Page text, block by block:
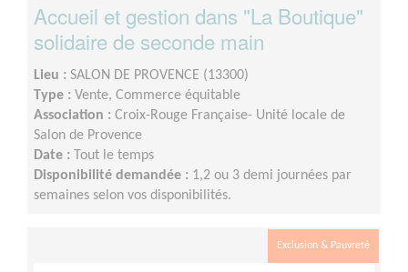
Accueil et gestion dans "La Boutique"
solidaire de seconde main
Lieu : SALON DE PROVENCE (13300)
Type : Vente, Commerce équitable
Association : Croix-Rouge Française- Unité locale de
Salon de Provence
Date : Tout le temps
Disponibilité demandée : 1,2 ou 3 demi journées par
semaines selon vos disponibilités.
Exclusion & Pauvreté